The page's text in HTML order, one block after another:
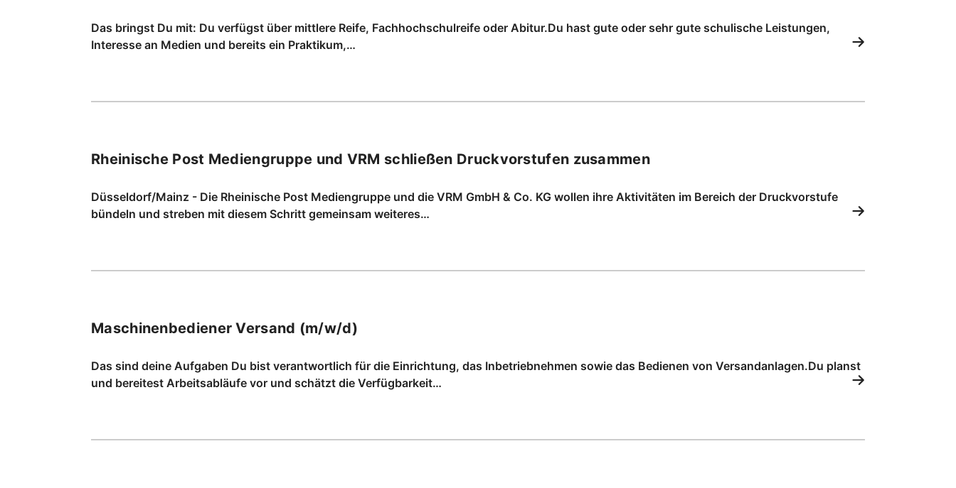
Das bringst Du mit: Du verfügst über mittlere Reife, Fachhochschulreife oder Abitur.Du hast gute oder sehr gute schulische Leistungen,
Interesse an Medien und bereits ein Praktikum,…
Rheinische Post Mediengruppe und VRM schließen Druckvorstufen zusammen
Düsseldorf/Mainz - Die Rheinische Post Mediengruppe und die VRM GmbH & Co. KG wollen ihre Aktivitäten im Bereich der Druckvorstufe
bündeln und streben mit diesem Schritt gemeinsam weiteres…
Maschinenbediener Versand (m/w/d)
Das sind deine Aufgaben Du bist verantwortlich für die Einrichtung, das Inbetriebnehmen sowie das Bedienen von Versandanlagen.Du planst
und bereitest Arbeitsabläufe vor und schätzt die Verfügbarkeit…